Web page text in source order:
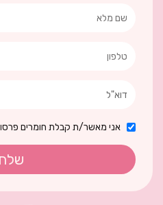
אני מאשר/ת קבלת חומרים